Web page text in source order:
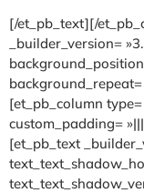
[/et_pb_text][/
_builder_version=
[et_pb_column
custom_padding=
[et_pb_text